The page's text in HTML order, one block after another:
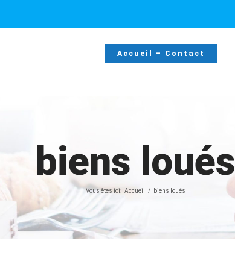
Accueil – Contact
biens loués
Vous êtes ici: Accueil biens loués